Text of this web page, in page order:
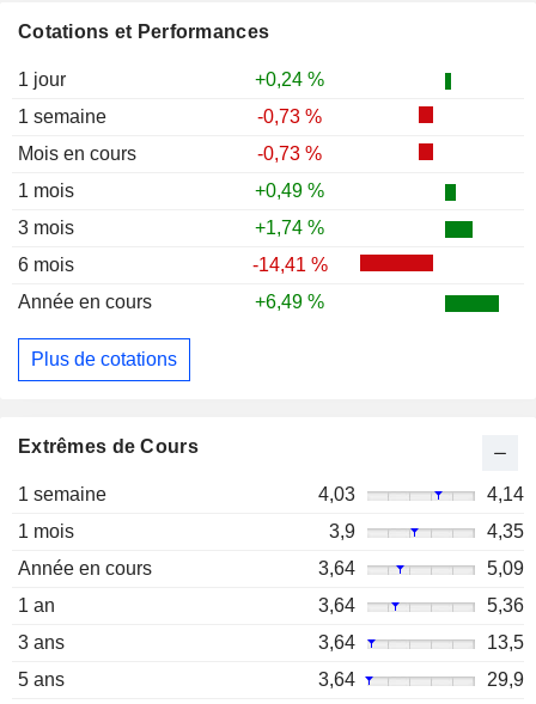
Cotations et Performances
1 jour
+0,24 %
1 semaine
-0,73 %
Mois en cours
-0,73 %
1 mois
+0,49 %
3 mois
+1,74 %
6 mois
-14,41 %
Année en cours
+6,49 %
Plus de cotations
Extrêmes de Cours
1 semaine 4,03
4,14
1 mois
3,9
4,35
Année en cours
3,64
5,09
1 an
3,64
5,36
3 ans
3,64
13,5
5 ans
3,64
29,9